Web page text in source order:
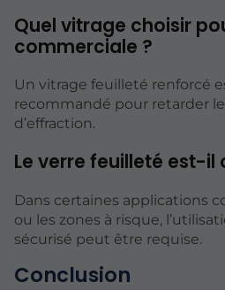
Quel vitrage choisir
commerciale ?
Un vitrage feuilleté renforcé
recommandé pour retarder
d’effraction.
Le verre feuilleté est-il
Dans certaines applications
ou les zones à risque,
sécurisé peut être requise.
Conclusion